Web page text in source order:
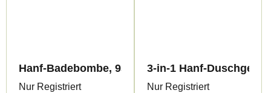
Hanf-Badebombe, 95 g - Palacio
Nur Registriert
3-in-1 Hanf-Duschgel
Nur Registriert